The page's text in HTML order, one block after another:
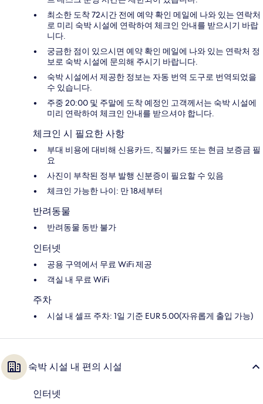
최소한 도착 72시간 전에 예약 확인 메일에 나와 있는 연락처
로 미리 숙박 시설에 연락하여 체크인 안내를 받으시기 바랍
니다.
궁금한 점이 있으시면 예약 확인 메일에 나와 있는 연락처 정
보로 숙박 시설에 문의해 주시기 바랍니다.
숙박 시설에서 제공한 정보는 자동 번역 도구로 번역되었을
수 있습니다.
주중 20:00 및 주말에 도착 예정인 고객께서는 숙박 시설에
미리 연락하여 체크인 안내를 받으셔야 합니다.
체크인 시 필요한 사항
부대 비용에 대비해 신용카드, 직불카드 또는 현금 보증금 필
요
사진이 부착된 정부 발행 신분증이 필요할 수 있음
체크인 가능한 나이: 만 18세부터
반려동물
반려동물 동반 불가
인터넷
공용 구역에서 무료 WiFi 제공
객실 내 무료 WiFi
주차
시설 내 셀프 주차: 1일 기준 EUR 5.00(자유롭게 출입 가능)
숙박 시설 내 편의 시설
인터넷